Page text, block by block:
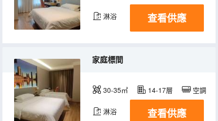
淋浴 查看供應
家庭標間
30-35㎡ 14-17層 空調
淋浴 查看供應